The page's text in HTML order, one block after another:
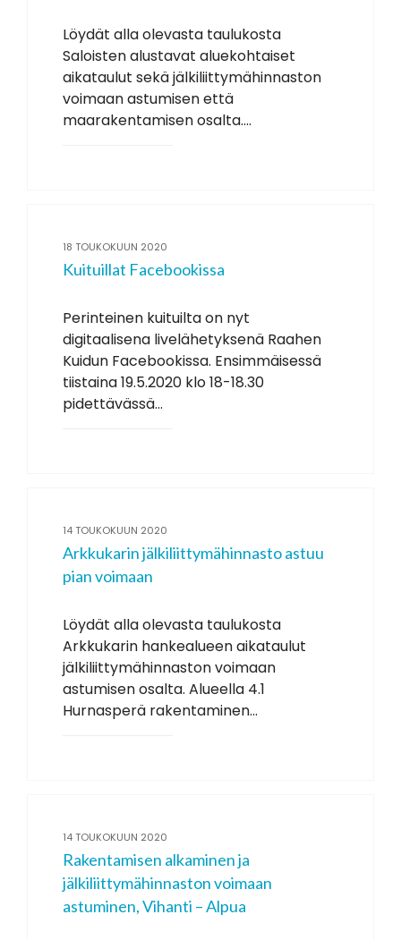
Löydät alla olevasta taulukosta
Saloisten alustavat aluekohtaiset
aikataulut sekä jälkiliittymähinnaston
voimaan astumisen että
maarakentamisen osalta....
18 TOUKOKUUN 2020
Kuituillat Facebookissa
Perinteinen kuituilta on nyt
digitaalisena livelähetyksenä Raahen
Kuidun Facebookissa. Ensimmäisessä
tiistaina 19.5.2020 klo 18-18.30
pidettävässä...
14 TOUKOKUUN 2020
Arkkukarin jälkiliittymähinnasto astuu
pian voimaan
Löydät alla olevasta taulukosta
Arkkukarin hankealueen aikataulut
jälkiliittymähinnaston voimaan
astumisen osalta. Alueella 4.1
Hurnasperä rakentaminen...
14 TOUKOKUUN 2020
Rakentamisen alkaminen ja
jälkiliittymähinnaston voimaan
astuminen, Vihanti – Alpua